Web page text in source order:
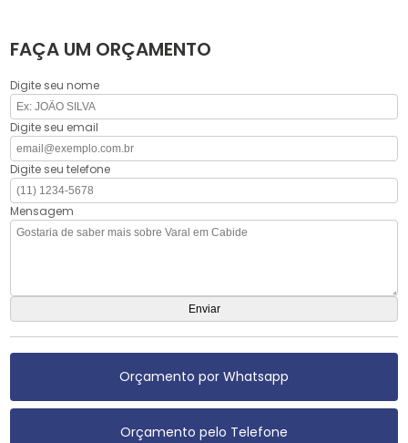
FAÇA UM ORÇAMENTO
Digite seu nome
Digite seu email
Digite seu telefone
Mensagem
Orçamento por Whatsapp
Orçamento pelo Telefone